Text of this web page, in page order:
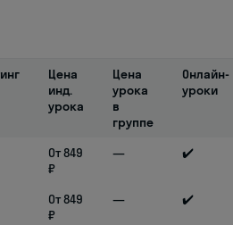
Цена
инд.
урока
Цена
урока
в
группе
Онлайн-
уроки
От 849
₽
— ✔️
От 849
₽
— ✔️